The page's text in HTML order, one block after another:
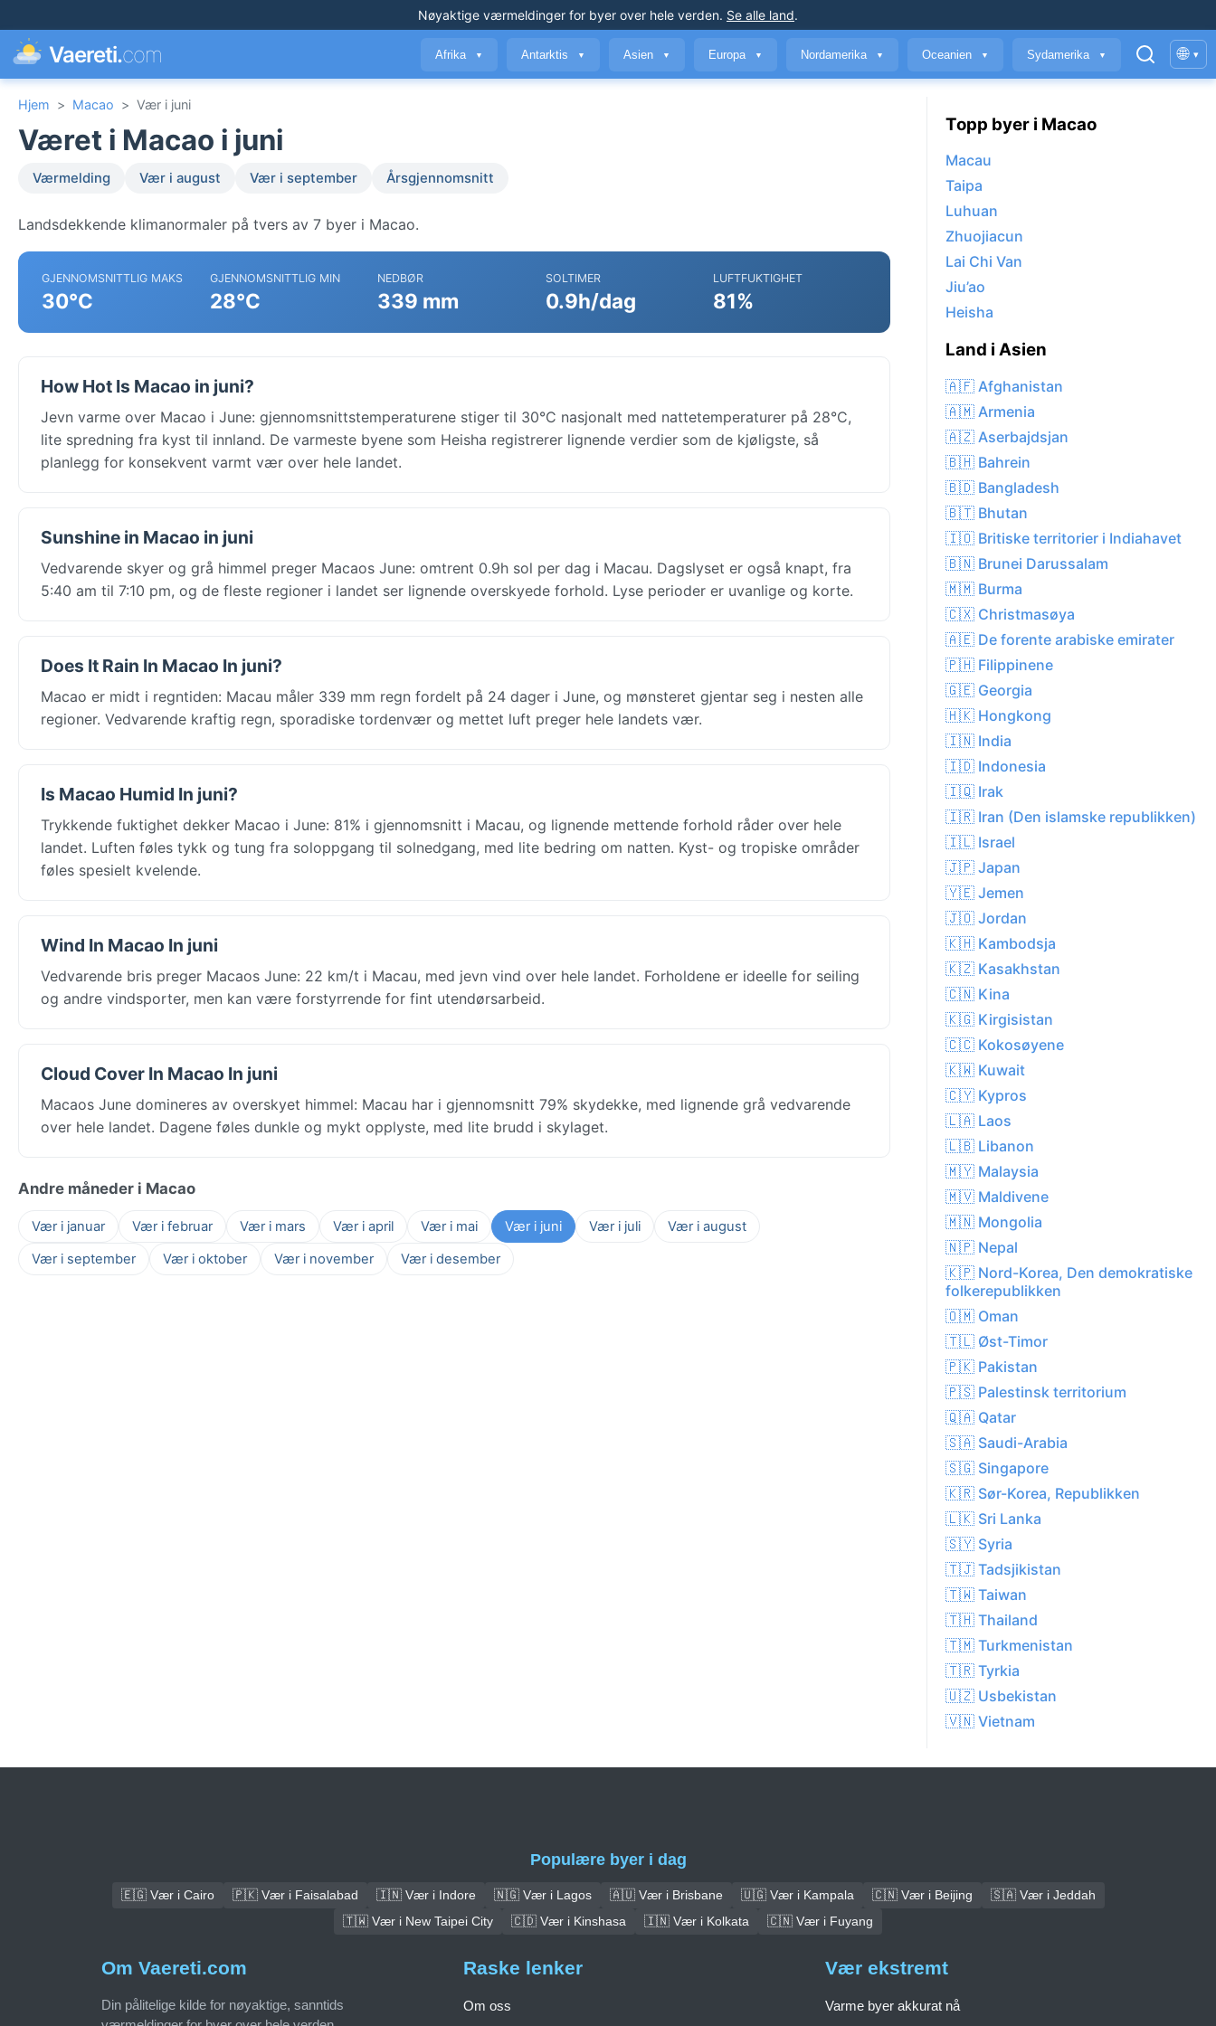
Nøyaktige værmeldinger for byer over hele verden. Se alle land.
Vaereti.com Afrika ▼ Antarktis ▼ Asien ▼ Europa ▼ Nordamerika ▼ Oceanien ▼ Sydamerika ▼ 🌐 ▾
Hjem > Macao > Vær i juni
Været i Macao i juni
Værmelding Vær i august Vær i september Årsgjennomsnitt
Landsdekkende klimanormaler på tvers av 7 byer i Macao.
GJENNOMSNITTLIG MAKS
30°C
GJENNOMSNITTLIG MIN
28°C
NEDBØR
339 mm
SOLTIMER
0.9h/dag
LUFTFUKTIGHET
81%
How Hot Is Macao in juni?
Jevn varme over Macao i June: gjennomsnittstemperaturene stiger til 30°C nasjonalt med nattetemperaturer på 28°C,
lite spredning fra kyst til innland. De varmeste byene som Heisha registrerer lignende verdier som de kjøligste, så
planlegg for konsekvent varmt vær over hele landet.
Sunshine in Macao in juni
Vedvarende skyer og grå himmel preger Macaos June: omtrent 0.9h sol per dag i Macau. Dagslyset er også knapt, fra
5:40 am til 7:10 pm, og de fleste regioner i landet ser lignende overskyede forhold. Lyse perioder er uvanlige og korte.
Does It Rain In Macao In juni?
Macao er midt i regntiden: Macau måler 339 mm regn fordelt på 24 dager i June, og mønsteret gjentar seg i nesten alle
regioner. Vedvarende kraftig regn, sporadiske tordenvær og mettet luft preger hele landets vær.
Is Macao Humid In juni?
Trykkende fuktighet dekker Macao i June: 81% i gjennomsnitt i Macau, og lignende mettende forhold råder over hele
landet. Luften føles tykk og tung fra soloppgang til solnedgang, med lite bedring om natten. Kyst- og tropiske områder
føles spesielt kvelende.
Wind In Macao In juni
Vedvarende bris preger Macaos June: 22 km/t i Macau, med jevn vind over hele landet. Forholdene er ideelle for seiling
og andre vindsporter, men kan være forstyrrende for fint utendørsarbeid.
Cloud Cover In Macao In juni
Macaos June domineres av overskyet himmel: Macau har i gjennomsnitt 79% skydekke, med lignende grå vedvarende
over hele landet. Dagene føles dunkle og mykt opplyste, med lite brudd i skylaget.
Andre måneder i Macao
Vær i januar Vær i februar Vær i mars Vær i april Vær i mai Vær i juni Vær i juli
Vær i august
Vær i september
Vær i oktober Vær i november Vær i desember
Topp byer i Macao
Macau
Taipa
Luhuan
Zhuojiacun
Lai Chi Van
Jiu’ao
Heisha
Land i Asien
🇦🇫 Afghanistan
🇦🇲 Armenia
🇦🇿 Aserbajdsjan
🇧🇭 Bahrein
🇧🇩 Bangladesh
🇧🇹 Bhutan
🇮🇴 Britiske territorier i Indiahavet
🇧🇳 Brunei Darussalam
🇲🇲 Burma
🇨🇽 Christmasøya
🇦🇪 De forente arabiske emirater
🇵🇭 Filippinene
🇬🇪 Georgia
🇭🇰 Hongkong
🇮🇳 India
🇮🇩 Indonesia
🇮🇶 Irak
🇮🇷 Iran (Den islamske republikken)
🇮🇱 Israel
🇯🇵 Japan
🇾🇪 Jemen
🇯🇴 Jordan
🇰🇭 Kambodsja
🇰🇿 Kasakhstan
🇨🇳 Kina
🇰🇬 Kirgisistan
🇨🇨 Kokosøyene
🇰🇼 Kuwait
🇨🇾 Kypros
🇱🇦 Laos
🇱🇧 Libanon
🇲🇾 Malaysia
🇲🇻 Maldivene
🇲🇳 Mongolia
🇳🇵 Nepal
🇰🇵 Nord-Korea, Den demokratiske
folkerepublikken
🇴🇲 Oman
🇹🇱 Øst-Timor
🇵🇰 Pakistan
🇵🇸 Palestinsk territorium
🇶🇦 Qatar
🇸🇦 Saudi-Arabia
🇸🇬 Singapore
🇰🇷 Sør-Korea, Republikken
🇱🇰 Sri Lanka
🇸🇾 Syria
🇹🇯 Tadsjikistan
🇹🇼 Taiwan
🇹🇭 Thailand
🇹🇲 Turkmenistan
🇹🇷 Tyrkia
🇺🇿 Usbekistan
🇻🇳 Vietnam
Populære byer i dag
🇪🇬 Vær i Cairo 🇵🇰 Vær i Faisalabad 🇮🇳 Vær i Indore 🇳🇬 Vær i Lagos 🇦🇺 Vær i Brisbane 🇺🇬 Vær i Kampala 🇨🇳 Vær i Beijing
🇸🇦 Vær i Jeddah
🇹🇼 Vær i New Taipei City
🇨🇩 Vær i Kinshasa 🇮🇳 Vær i Kolkata 🇨🇳 Vær i Fuyang
Om Vaereti.com
Din pålitelige kilde for nøyaktige, sanntids
Raske lenker
Om oss
Vær ekstremt
Varme byer akkurat nå